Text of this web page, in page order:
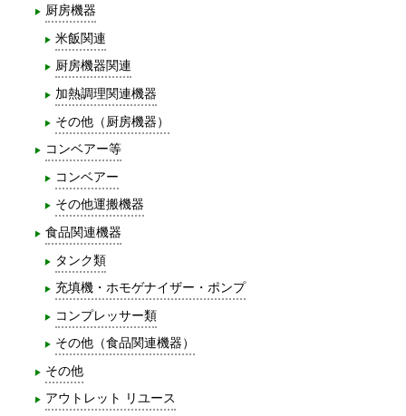
厨房機器
米飯関連
厨房機器関連
加熱調理関連機器
その他（厨房機器）
コンベアー等
コンベアー
その他運搬機器
食品関連機器
タンク類
充填機・ホモゲナイザー・ポンプ
コンプレッサー類
その他（食品関連機器）
その他
アウトレット リユース